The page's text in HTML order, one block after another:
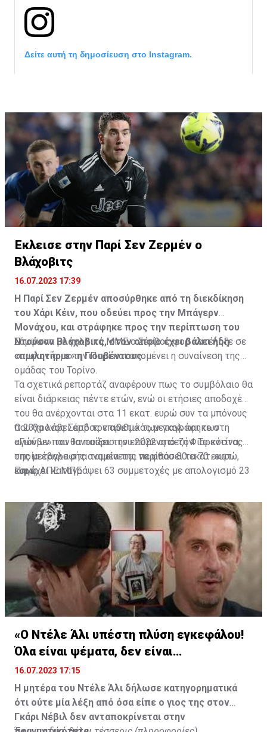
Δείτε αυτή τη δημοσίευση στο Instagram.
Έκλεισε στην Παρί Σεν Ζερμέν ο
Βλάχοβιτς
16.07.2023 17:39
Η Παρί Σεν Ζερμέν αποσύρθηκε από τη διεκδίκηση
του Χάρι Κέιν, που οδεύει προς την Μπάγερν
Μονάχου, και στράφηκε προς την περίπτωση του
Ντούσαν Βλάχοβιτς, στον οποίο έχει βάλει ήδη
«πωλητήριο» η Γιουβέντους.
Σύμφωνα με γαλλικά ΜΜΕ ο Σέρβος φορ κατέληξε σε
συμφωνία με την Παρί και απομένει η συναίνεση της
ομάδας του Τορίνο.
Τα σχετικά ρεπορτάζ αναφέρουν πως το συμβόλαιο θα
είναι διάρκειας πέντε ετών, ενώ οι ετήσιες αποδοχές
του θα ανέρχονται στα 11 εκατ. ευρώ συν τα μπόνους
που θα λάβει από τον αριθμό των γκολ και των
αγώνων που θα παίξει την επόμενη σεζόν. Το κόστος
της μεταγραφής αναμένεται να φθάσει τα 70 εκατ.
ευρώ.
Ο 23χρονος Σέρβος επιθετικός μεταγράφηκε στη
«Γιούβε» τον Ιανουάριο του 2022 από τη Φιορεντίνα, η
οποία έβαλε στα ταμεία της περίπου 80 εκατ. ευρώ,
και έχει καταγράψει 63 συμμετοχές με απολογισμό 23
Πηγή: ΑΠΕ ΜΠΕ
«Ο Ντέλε Άλι υπέστη πλύση εγκεφάλου!
Όλα είναι ψέματα, δεν είναι
υιοθετημένος»
16.07.2023 17:15
Η μητέρα του Ντέλε Άλι δήλωσε κατηγορηματικά
ότι ούτε μία λέξη από όσα είπε ο γιος της στον
Γκάρι Νέβιλ δεν ανταποκρίνεται στην